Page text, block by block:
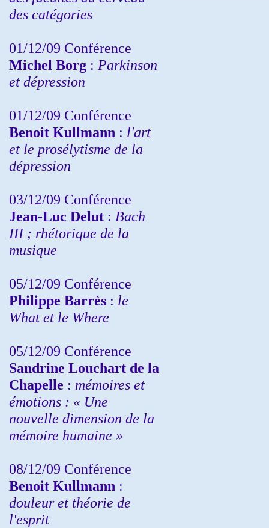
des catégories
01/12/09 Conférence
Michel Borg : Parkinson
et dépression
01/12/09 Conférence
Benoit Kullmann : l'art
et le prosélytisme de la
dépression
03/12/09 Conférence
Jean-Luc Delut : Bach
III ; rhétorique de la
musique
05/12/09 Conférence
Philippe Barrès : le
What et le Where
05/12/09 Conférence
Sandrine Louchart de la
Chapelle : mémoires et
émotions : « Une
nouvelle dimension de la
mémoire humaine »
08/12/09 Conférence
Benoit Kullmann :
douleur et théorie de
l'esprit